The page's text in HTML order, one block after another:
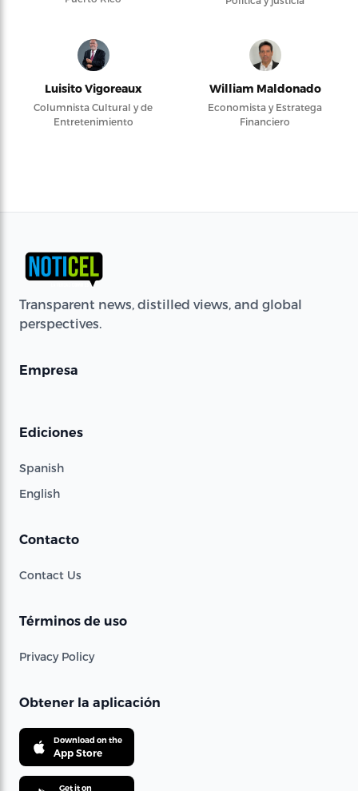
Luisito Vigoreaux
Columnista Cultural y de
Entretenimiento
William Maldonado
Economista y Estratega
Financiero
Transparent news, distilled views, and global
perspectives.
Empresa
Ediciones
Spanish
English
Contacto
Contact Us
Términos de uso
Privacy Policy
Obtener la aplicación
Download on the
App Store
Get it on